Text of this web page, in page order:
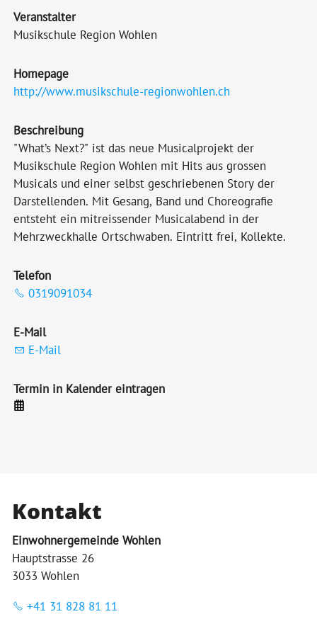
Veranstalter
Musikschule Region Wohlen
Homepage
http://www.musikschule-regionwohlen.ch
Beschreibung
"What’s Next?" ist das neue Musicalprojekt der
Musikschule Region Wohlen mit Hits aus grossen
Musicals und einer selbst geschriebenen Story der
Darstellenden. Mit Gesang, Band und Choreografie
entsteht ein mitreissender Musicalabend in der
Mehrzweckhalle Ortschwaben. Eintritt frei, Kollekte.
Telefon
0319091034
E-Mail
E-Mail
Termin in Kalender eintragen
Kontakt
Einwohnergemeinde Wohlen
Hauptstrasse 26
3033 Wohlen
+41 31 828 81 11